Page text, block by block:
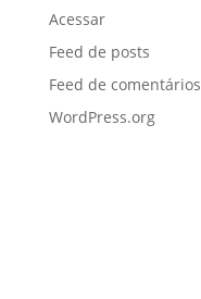
Acessar
Feed de posts
Feed de comentários
WordPress.org